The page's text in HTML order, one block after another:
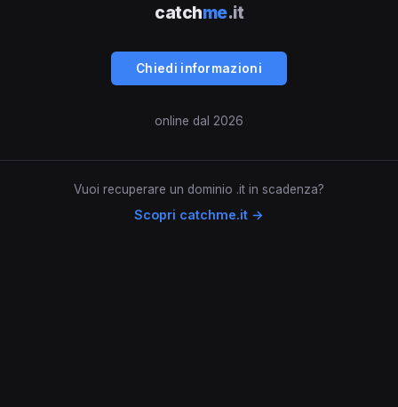
catchme.it
Chiedi informazioni
online dal 2026
Vuoi recuperare un dominio .it in scadenza?
Scopri catchme.it →